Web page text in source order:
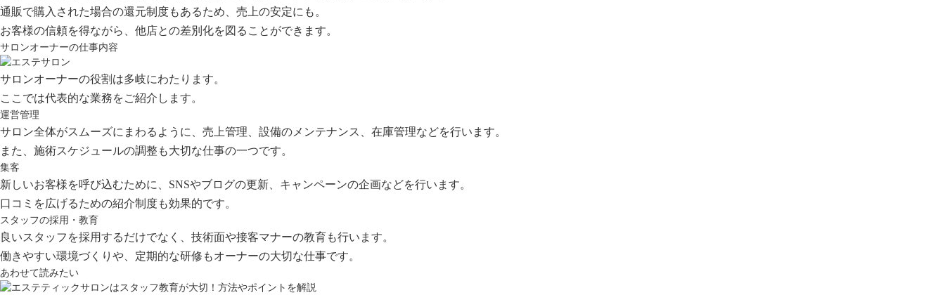
通販で購入された場合の還元制度もあるため、売上の安定にも。
お客様の信頼を得ながら、他店との差別化を図ることができます。
サロンオーナーの仕事内容
サロンオーナーの役割は多岐にわたります。
ここでは代表的な業務をご紹介します。
運営管理
サロン全体がスムーズにまわるように、売上管理、設備のメンテナンス、在庫管理などを行います。
また、施術スケジュールの調整も大切な仕事の一つです。
集客
新しいお客様を呼び込むために、SNSやブログの更新、キャンペーンの企画などを行います。
口コミを広げるための紹介制度も効果的です。
スタッフの採用・教育
良いスタッフを採用するだけでなく、技術面や接客マナーの教育も行います。
働きやすい環境づくりや、定期的な研修もオーナーの大切な仕事です。
あわせて読みたい